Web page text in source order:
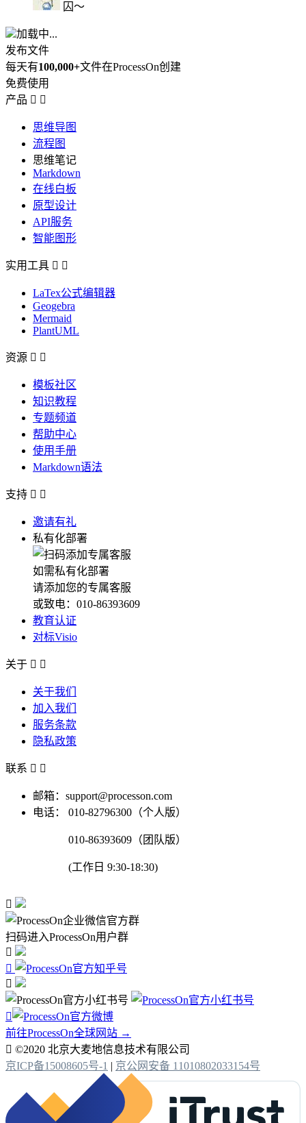
囚～
加载中...
发布文件
每天有100,000+文件在ProcessOn创建
免费使用
产品  
思维导图
流程图
思维笔记
Markdown
在线白板
原型设计
API服务
智能图形
实用工具  
LaTex公式编辑器
Geogebra
Mermaid
PlantUML
资源  
模板社区
知识教程
专题频道
帮助中心
使用手册
Markdown语法
支持  
邀请有礼
私有化部署
如需私有化部署
请添加您的专属客服
或致电：010-86393609
教育认证
对标Visio
关于  
关于我们
加入我们
服务条款
隐私政策
联系  
邮箱：support@processon.com
电话：
010-82796300（个人版）
010-86393609（团队版）
(工作日 9:30-18:30)

扫码进入ProcessOn用户群




前往ProcessOn全球网站 →
 ©2020 北京大麦地信息技术有限公司
京ICP备15008605号-1 | 京公网安备 11010802033154号